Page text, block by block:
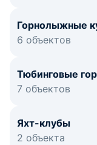
Горнолыжные
6 объектов
Тюбинговые
7 объектов
Яхт-клубы
2 объекта